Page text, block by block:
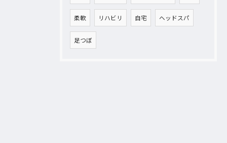
柔軟 リハビリ 自宅 ヘッドスパ
足つぼ